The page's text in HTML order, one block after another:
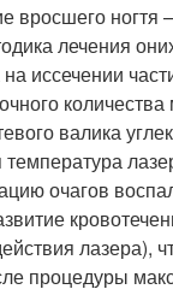
вросшего ногтя
лечения
иссечении
количества
валика
очагов
лазера),
процедуры